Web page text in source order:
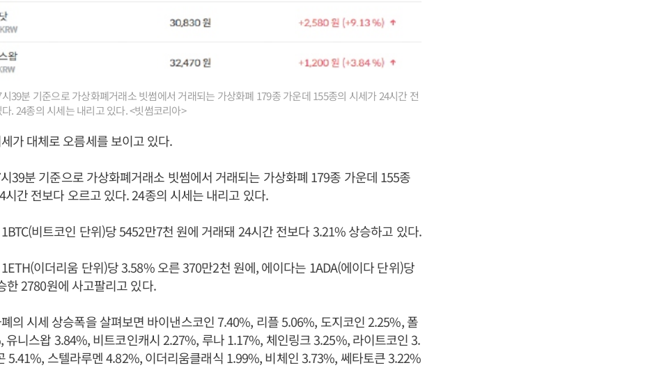
39분 기준으로 가상화폐거래소 빗썸에서 거래되는 가상화폐 179종 가운데 155종의 시세가 24시간 전
. 24종의 시세는 내리고 있다. <빗썸코리아>
가 대체로 오름세를 보이고 있다.
39분 기준으로 가상화폐거래소 빗썸에서 거래되는 가상화폐 179종 가운데 155종
시간 전보다 오르고 있다. 24종의 시세는 내리고 있다.
비트코인 단위)당 5452만7천 원에 거래돼 24시간 전보다 3.21% 상승하고 있다.
이더리움 단위)당 3.58% 오른 370만2천 원에, 에이다는 1ADA(에이다 단위)당
한 2780원에 사고팔리고 있다.
의 시세 상승폭을 살펴보면 바이낸스코인 7.40%, 리플 5.06%, 도지코인 2.25%, 폴
유니스왑 3.84%, 비트코인캐시 2.27%, 루나 1.17%, 체인링크 3.25%, 라이트코인 3.
5.41%, 스텔라루멘 4.82%, 이더리움클래식 1.99%, 비체인 3.73%, 쎄타토큰 3.22%